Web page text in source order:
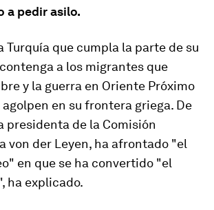
a pedir asilo.
Turquía que cumpla la parte de su
a los migrantes que
y la guerra en Oriente Próximo
agolpen en su frontera griega. De
presidenta de la Comisión
von der Leyen, ha afrontado "el
en que se ha convertido "el
ha explicado.